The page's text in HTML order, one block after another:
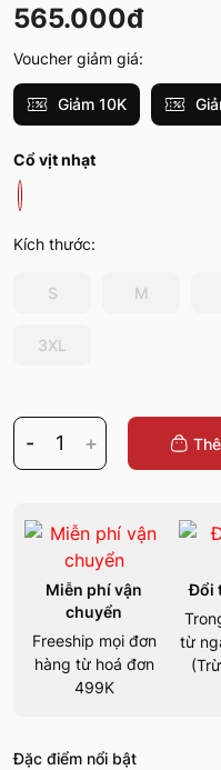
565.000đ
Voucher giảm giá:
Giảm 10K
Cổ vịt nhạt
Kích thước:
S M
3XL
- 1 +
Miễn phí vận
chuyển
Freeship mọi đơn
hàng từ hoá đơn
499K
Đổi
từ
Đặc điểm nổi bật